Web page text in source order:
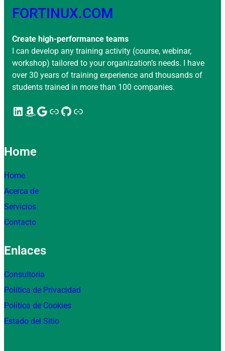
FORTINUX.COM
Create high-performance teams
I can develop any training activity (course, webinar,
workshop) tailored to your organization’s needs. I have
over 30 years of training experience and thousands of
students trained in more than 100 companies.
LinkedIn Amazon Google Enlace GitHub Enlace
Home
Home
Acerca de
Servicios
Contacto
Enlaces
Consultoria
Política de Privacidad
Política de Cookies
Estado del Sitio